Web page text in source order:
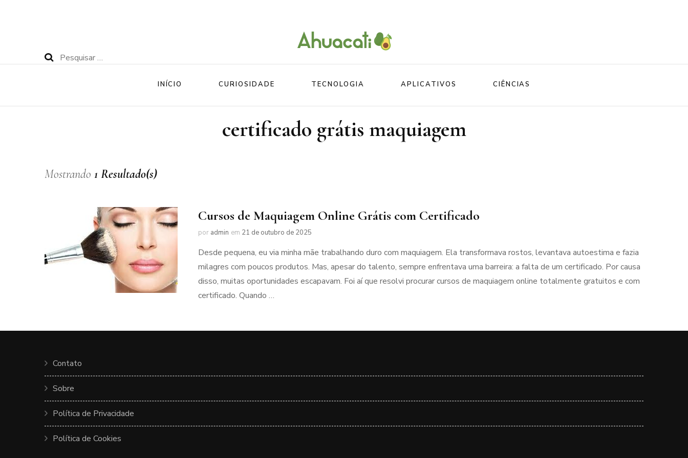
Pesquisar
Ahuacati
O melhor da Internet em um só lugar
INÍCIO CURIOSIDADE
Mundo
TECNOLOGIA APLICATIVOS
Beleza
CIÊNCIAS
certificado grátis maquiagem
Mostrando 1 Resultado(s)
Cursos de Maquiagem Online Grátis com Certificado
por admin em 21 de outubro de 2025
Desde pequena, eu via minha mãe trabalhando duro com maquiagem. Ela transformava rostos, levantava autoestima e fazia
milagres com poucos produtos. Mas, apesar do talento, sempre enfrentava uma barreira: a falta de um certificado. Por causa
disso, muitas oportunidades escapavam. Foi aí que resolvi procurar cursos de maquiagem online totalmente gratuitos e com
certificado. Quando …
Contato
Sobre
Política de Privacidade
Política de Cookies